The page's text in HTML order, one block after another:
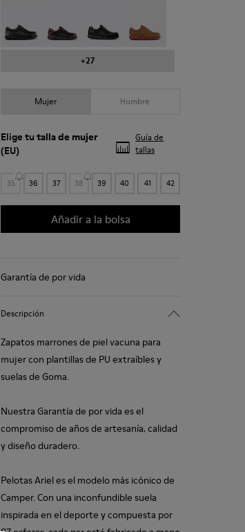
+27
Mujer Hombre
Elige tu talla de mujer
(EU)
Guía de
tallas
35 36 37 38 39 40 41 42
Añadir a la bolsa
Garantía de por vida
Descripción
Zapatos marrones de piel vacuna para
mujer con plantillas de PU extraíbles y
suelas de Goma.
Nuestra Garantía de por vida es el
compromiso de años de artesanía, calidad
y diseño duradero.
Pelotas Ariel es el modelo más icónico de
Camper. Con una inconfundible suela
inspirada en el deporte y compuesta por